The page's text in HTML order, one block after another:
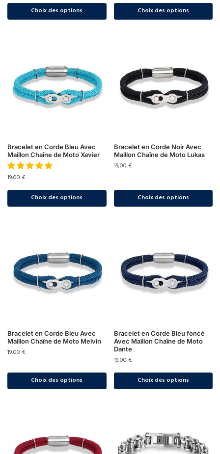
Choix des options Choix des options
Bracelet en Corde Bleu Avec
Maillon Chaîne de Moto Xavier
19,00 €
Choix des options
Bracelet en Corde Noir Avec
Maillon Chaîne de Moto Lukas
19,00 €
Choix des options
Bracelet en Corde Bleu Avec
Maillon Chaîne de Moto Melvin
19,00 €
Choix des options
Bracelet en Corde Bleu foncé
Avec Maillon Chaîne de Moto
Dante
19,00 €
Choix des options